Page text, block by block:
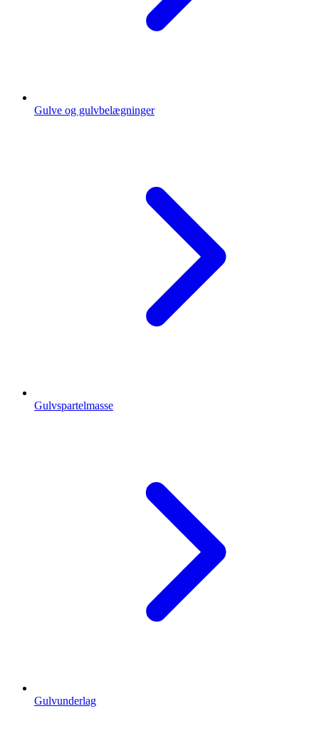
Gulve og gulvbelægninger
Gulvspartelmasse
Gulvunderlag